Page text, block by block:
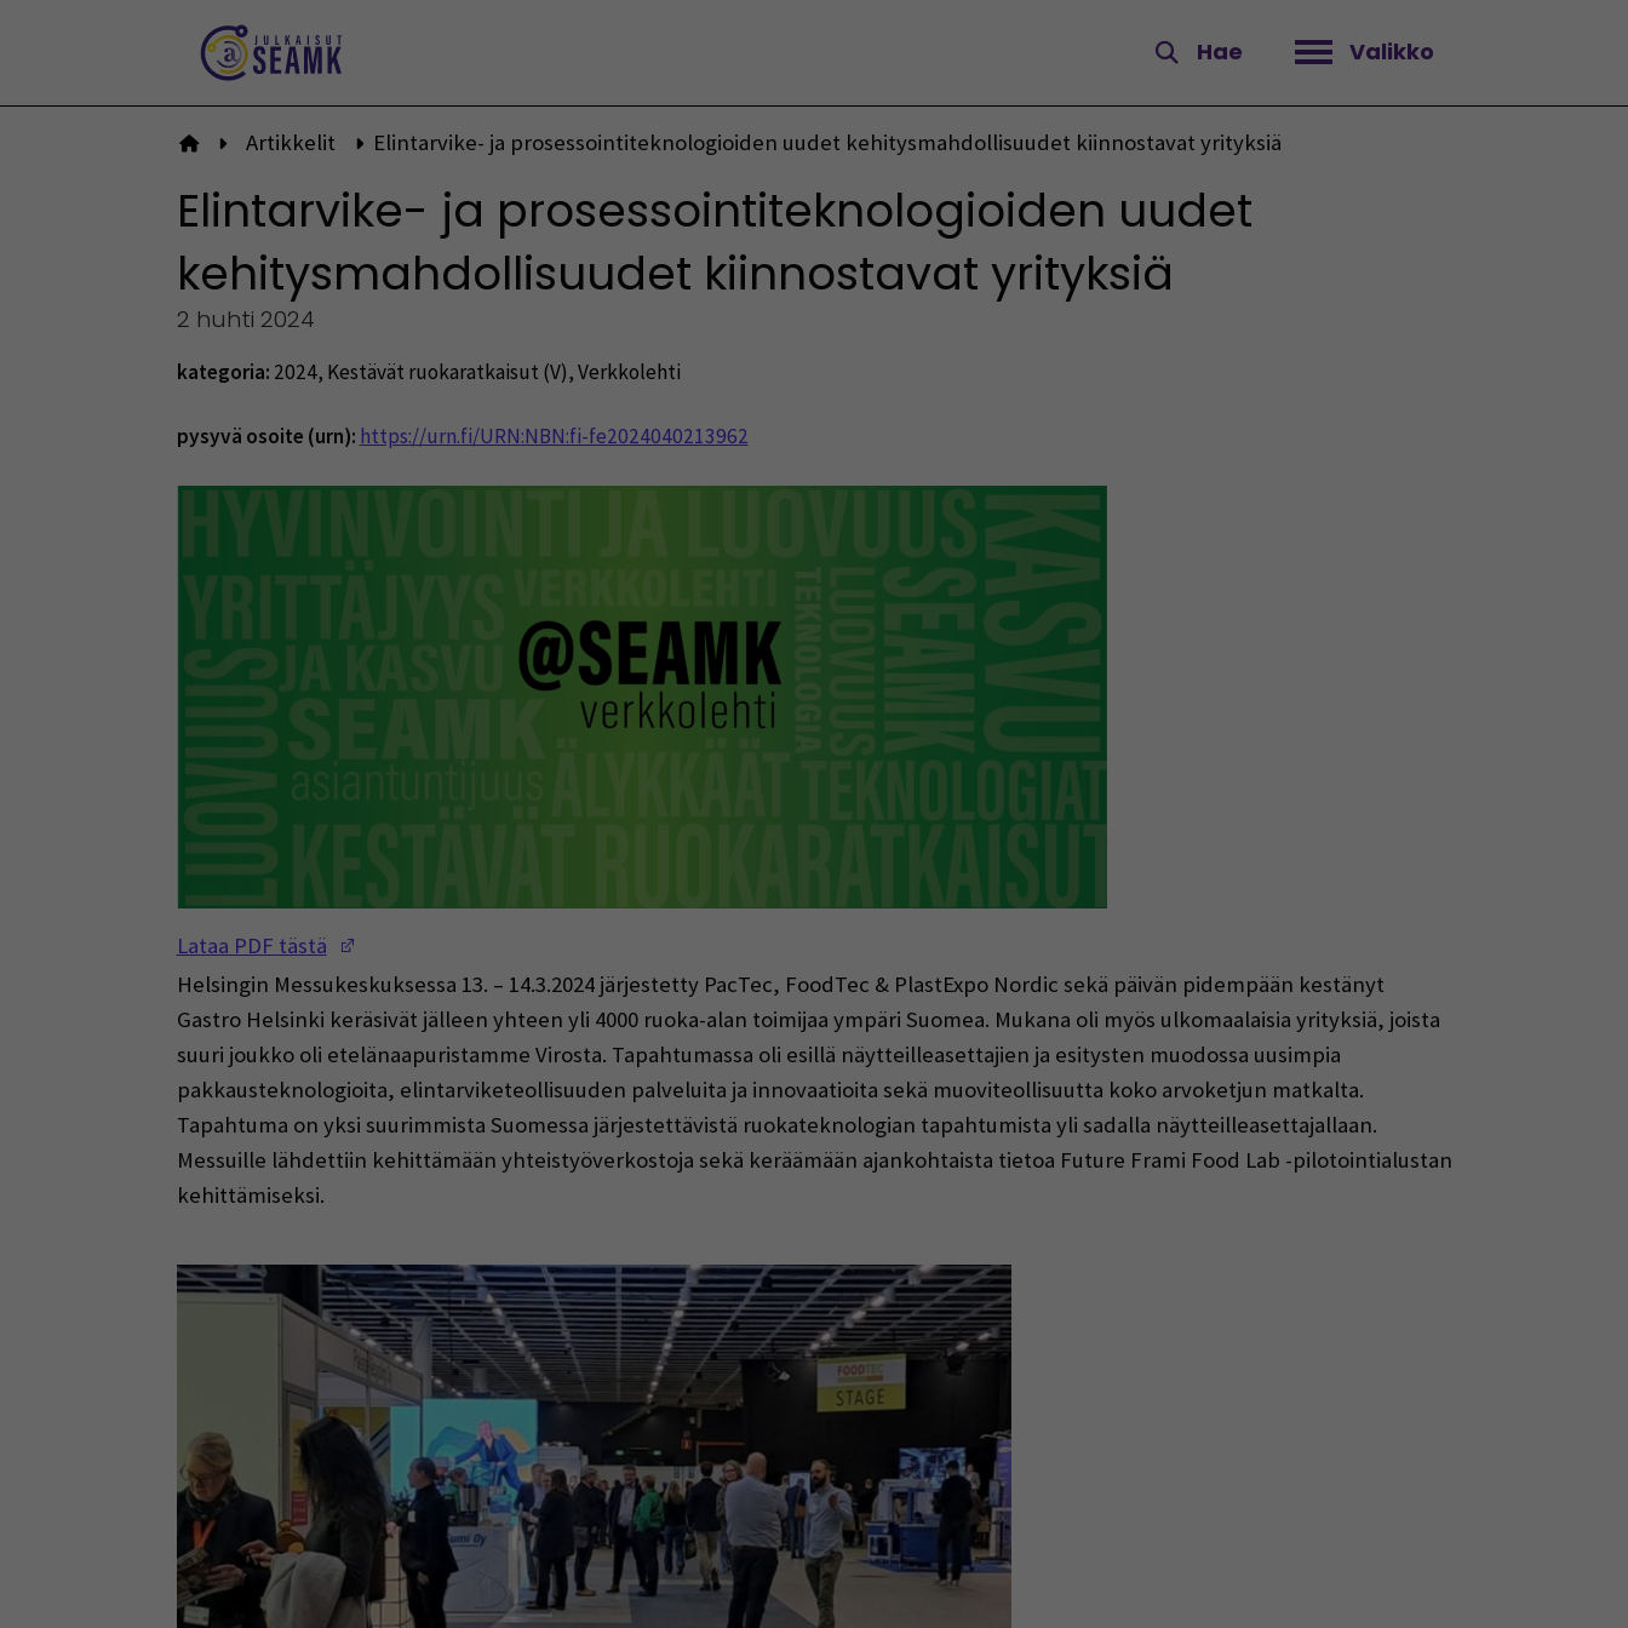
Hae Valikko
Avaa valikko
Etusivulle
Artikkelit Elintarvike- ja prosessointiteknologioiden uudet kehitysmahdollisuudet kiinnostavat yrityksiä
Elintarvike- ja prosessointiteknologioiden uudet
kehitysmahdollisuudet kiinnostavat yrityksiä
2 huhti 2024
kategoria: 2024, Kestävät ruokaratkaisut (V),Verkkolehti
pysyvä osoite (urn): https://urn.fi/URN:NBN:fi-fe2024040213962
Lataa PDF tästä
Helsingin Messukeskuksessa 13. – 14.3.2024 järjestetty PacTec, FoodTec & PlastExpo Nordic sekä päivän pidempään kestänyt
Gastro Helsinki keräsivät jälleen yhteen yli 4000 ruoka-alan toimijaa ympäri Suomea. Mukana oli myös ulkomaalaisia yrityksiä, joista
suuri joukko oli etelänaapuristamme Virosta. Tapahtumassa oli esillä näytteilleasettajien ja esitysten muodossa uusimpia
pakkausteknologioita, elintarviketeollisuuden palveluita ja innovaatioita sekä muoviteollisuutta koko arvoketjun matkalta.
Tapahtuma on yksi suurimmista Suomessa järjestettävistä ruokateknologian tapahtumista yli sadalla näytteilleasettajallaan.
Messuille lähdettiin kehittämään yhteistyöverkostoja sekä keräämään ajankohtaista tietoa Future Frami Food Lab -pilotointialustan
kehittämiseksi.